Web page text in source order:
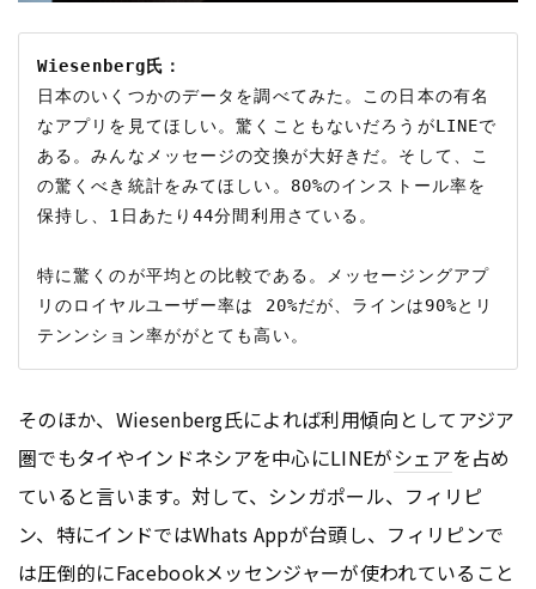
Wiesenberg氏：
日本のいくつかのデータを調べてみた。この日本の有名
なアプリを見てほしい。驚くこともないだろうがLINEで
ある。みんなメッセージの交換が大好きだ。そして、こ
の驚くべき統計をみてほしい。80%のインストール率を
保持し、1日あたり44分間利用さている。
特に驚くのが平均との比較である。メッセージングアプ
リのロイヤルユーザー率は 20%だが、ラインは90%とリ
そのほか、Wiesenberg氏によれば利用傾向としてアジア
圏でもタイやインドネシアを中心にLINEがシェアを占め
ていると言います。対して、シンガポール、フィリピ
ン、特にインドではWhats Appが台頭し、フィリピンで
は圧倒的にFacebookメッセンジャーが使われていること